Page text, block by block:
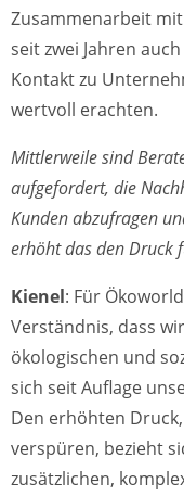
Zusammenarbeit
seit zwei Jahren
Kontakt zu
wertvoll erachten.
Mittlerweile sind
aufgefordert, die
Kunden abzufragen
erhöht das den Druck
Kienel: Für
Verständnis, dass
ökologischen und
sich seit Auflage
Den erhöhten
verspüren, bezieht
zusätzlichen,